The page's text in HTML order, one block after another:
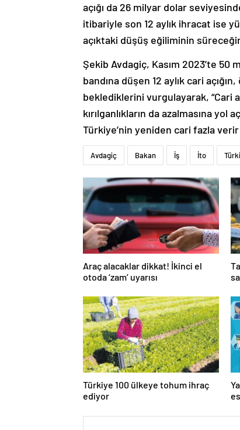
açığı da 26 milyar dolar
itibariyle son 12 aylık ihracat ise
açıktaki düşüş eğiliminin
Şekib Avdagiç, Kasım 2023’te 50
bandına düşen 12 aylık cari
beklediklerini vurgulayarak, “Cari
kırılganlıkların da azalmasına
Türkiye’nin yeniden cari fazla
Avdagiç Bakan İş İto
Araç alacaklar dikkat! İkinci el
otoda ‘zam’ uyarısı
Türkiye 100 ülkeye tohum ihraç
ediyor